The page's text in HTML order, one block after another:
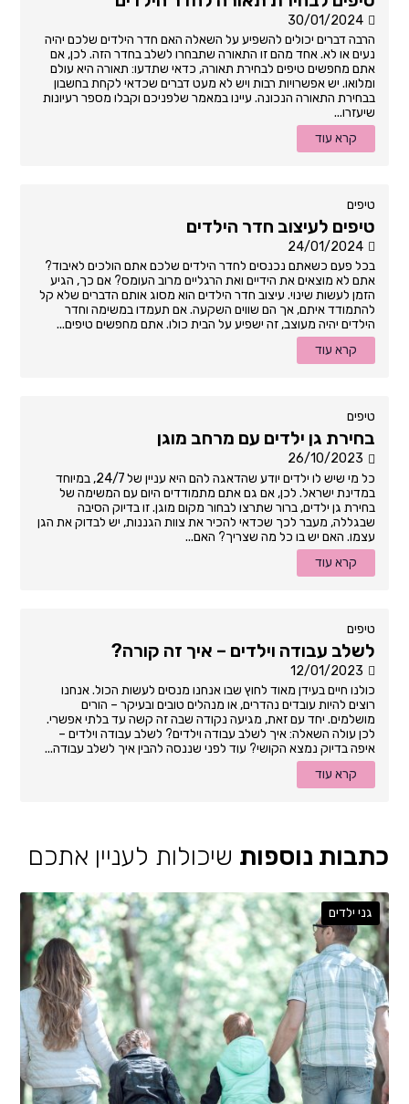
30/01/2024
הרבה דברים יכולים להשפיע על השאלה האם חדר הילדים שלכם יהיה
נעים או לא. אחד מהם זו התאורה שתבחרו לשלב בחדר הזה. לכן, אם
אתם מחפשים טיפים לבחירת תאורה, כדאי שתדעו: תאורה היא עולם
ומלואו. יש אפשרויות רבות ויש לא מעט דברים שכדאי לקחת בחשבון
בבחירת התאורה הנכונה. עיינו במאמר שלפניכם וקבלו מספר רעיונות
שיעזרו...
קרא עוד
טיפים
טיפים לעיצוב חדר הילדים
24/01/2024
בכל פעם כשאתם נכנסים לחדר הילדים שלכם אתם הולכים לאיבוד?
אתם לא מוצאים את הידיים ואת הרגליים מרוב העומס? אם כך, הגיע
הזמן לעשות שינוי. עיצוב חדר הילדים הוא מסוג אותם הדברים שלא קל
להתמודד איתם, אך הם שווים השקעה. אם תעמדו במשימה וחדר
הילדים יהיה מעוצב, זה ישפיע על הבית כולו. אתם מחפשים טיפים...
קרא עוד
טיפים
בחירת גן ילדים עם מרחב מוגן
26/10/2023
כל מי שיש לו ילדים יודע שהדאגה להם היא עניין של 24/7, במיוחד
במדינת ישראל. לכן, אם גם אתם מתמודדים היום עם המשימה של
בחירת גן ילדים, ברור שתרצו לבחור מקום מוגן. זו בדיוק הסיבה
שבגללה, מעבר לכך שכדאי להכיר את צוות הגננות, יש לבדוק את הגן
עצמו. האם יש בו כל מה שצריך? האם...
קרא עוד
טיפים
לשלב עבודה וילדים – איך זה קורה?
12/01/2023
כולנו חיים בעידן מאוד לחוץ שבו אנחנו מנסים לעשות הכול. אנחנו
רוצים להיות עובדים נהדרים, או מנהלים טובים ובעיקר – הורים
מושלמים. יחד עם זאת, מגיעה נקודה שבה זה קשה עד בלתי אפשרי.
לכן עולה השאלה: איך לשלב עבודה וילדים? לשלב עבודה וילדים –
איפה בדיוק נמצא הקושי? עוד לפני שננסה להבין איך לשלב עבודה...
קרא עוד
כתבות נוספות שיכולות לעניין אתכם
גני ילדים